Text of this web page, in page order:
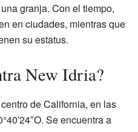
granja. Con el tiempo,
en ciudades, mientras que
su estatus.
New Idria?
de California, en las
Se encuentra a